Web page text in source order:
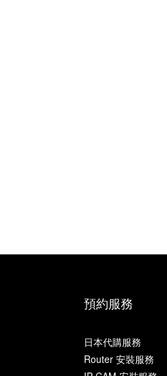
預約服務
日本代購服務
Router 安裝服務